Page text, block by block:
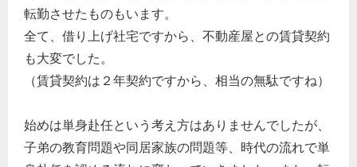
転勤させたものもいます。
全て、借り上げ社宅ですから、不動産屋との賃貸契約
も大変でした。
（賃貸契約は２年契約ですから、相当の無駄ですね）
始めは単身赴任という考え方はありませんでしたが、
子弟の教育問題や同居家族の問題等、時代の流れで単